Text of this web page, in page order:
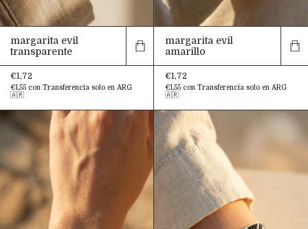
margarita evil
transparente
€1,72
€1,55 con Transferencia solo en ARG
🇦🇷
margarita evil
amarillo
€1,72
€1,55 con Transferencia solo en ARG
🇦🇷